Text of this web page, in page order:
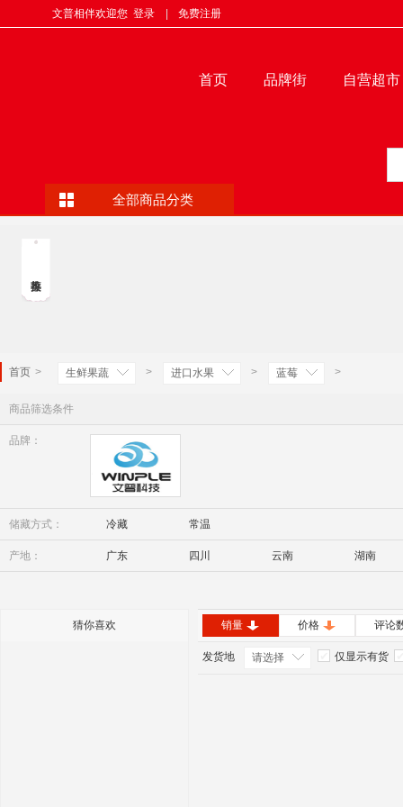
文普相伴欢迎您 登录 免费注册
首页 品牌街 自营超市
全部商品分类
首页 > 生鲜果蔬 > 进口水果 > 蓝莓 >
商品筛选条件
品牌：
Winple
储藏方式： 冷藏 常温
产地： 广东 四川 云南 湖南
猜你喜欢 销量 价格 评论
发货地 请选择 仅显示有货